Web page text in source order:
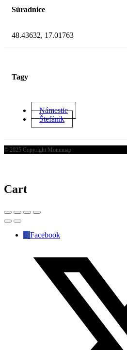
Súradnice
48.43632, 17.01763
Tagy
Námestie
Štefánik
© 2025 Copyright Monumap
Cart
Facebook